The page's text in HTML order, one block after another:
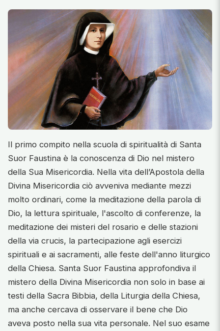
Il primo compito nella scuola di spiritualità di Santa
Suor Faustina è la conoscenza di Dio nel mistero
della Sua Misericordia. Nella vita dell’Apostola della
Divina Misericordia ciò avveniva mediante mezzi
molto ordinari, come la meditazione della parola di
Dio, la lettura spirituale, l'ascolto di conferenze, la
meditazione dei misteri del rosario e delle stazioni
della via crucis, la partecipazione agli esercizi
spirituali e ai sacramenti, alle feste dell'anno liturgico
della Chiesa. Santa Suor Faustina approfondiva il
mistero della Divina Misericordia non solo in base ai
testi della Sacra Bibbia, della Liturgia della Chiesa,
ma anche cercava di osservare il bene che Dio
aveva posto nella sua vita personale. Nel suo esame